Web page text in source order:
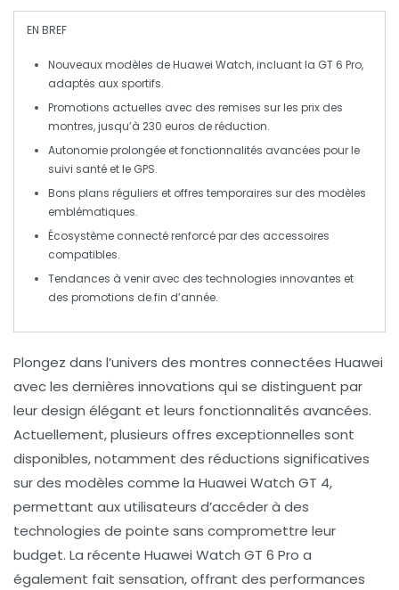
EN BREF
Nouveaux modèles de Huawei Watch, incluant la GT 6 Pro,
adaptés aux sportifs.
Promotions actuelles avec des remises sur les prix des
montres, jusqu’à 230 euros de réduction.
Autonomie prolongée et fonctionnalités avancées pour le
suivi santé et le GPS.
Bons plans réguliers et offres temporaires sur des modèles
emblématiques.
Écosystème connecté renforcé par des accessoires
compatibles.
Tendances à venir avec des technologies innovantes et
des promotions de fin d’année.
Plongez dans l’univers des montres connectées Huawei
avec les dernières innovations qui se distinguent par
leurdesign élégant et leurs fonctionnalités avancées.
Actuellement, plusieurs offres exceptionnelles sont
disponibles, notamment des réductions significatives
sur des modèles comme la Huawei Watch GT 4,
permettant aux utilisateurs d’accéder à des
technologies de pointe sans compromettre leur
budget. La récente Huawei Watch GT 6 Pro a
également fait sensation, offrant des performances